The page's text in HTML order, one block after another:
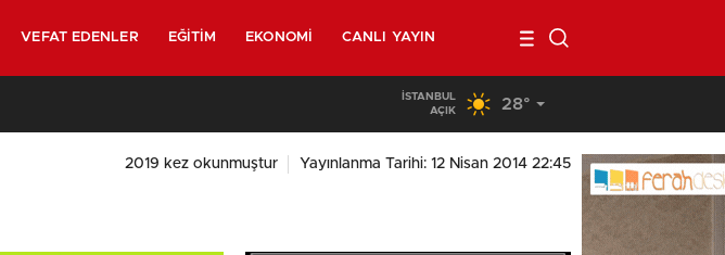
VEFAT EDENLER EĞITIM EKONOMI CANLI YAYIN
Belçika’da kendi minibüsünün altında kalan 40
İSTANBUL
AÇIK
28°
2019 kez okunmuştur Yayınlanma Tarihi: 12 Nisan 2014 22:45